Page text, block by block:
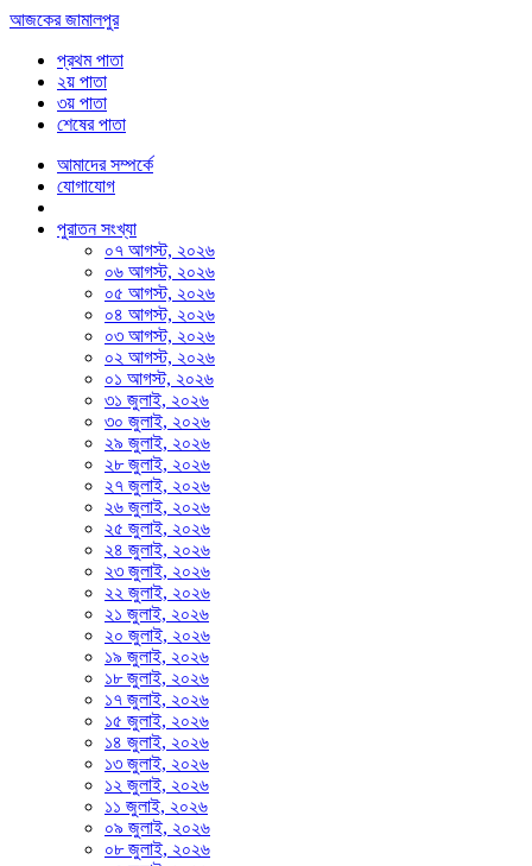
আজকের জামালপুর
প্রথম পাতা
২য় পাতা
৩য় পাতা
শেষের পাতা
আমাদের সম্পর্কে
যোগাযোগ
পুরাতন সংখ্যা
০৭ আগস্ট, ২০২৬
০৬ আগস্ট, ২০২৬
০৫ আগস্ট, ২০২৬
০৪ আগস্ট, ২০২৬
০৩ আগস্ট, ২০২৬
০২ আগস্ট, ২০২৬
০১ আগস্ট, ২০২৬
৩১ জুলাই, ২০২৬
৩০ জুলাই, ২০২৬
২৯ জুলাই, ২০২৬
২৮ জুলাই, ২০২৬
২৭ জুলাই, ২০২৬
২৬ জুলাই, ২০২৬
২৫ জুলাই, ২০২৬
২৪ জুলাই, ২০২৬
২৩ জুলাই, ২০২৬
২২ জুলাই, ২০২৬
২১ জুলাই, ২০২৬
২০ জুলাই, ২০২৬
১৯ জুলাই, ২০২৬
১৮ জুলাই, ২০২৬
১৭ জুলাই, ২০২৬
১৫ জুলাই, ২০২৬
১৪ জুলাই, ২০২৬
১৩ জুলাই, ২০২৬
১২ জুলাই, ২০২৬
১১ জুলাই, ২০২৬
০৯ জুলাই, ২০২৬
০৮ জুলাই, ২০২৬